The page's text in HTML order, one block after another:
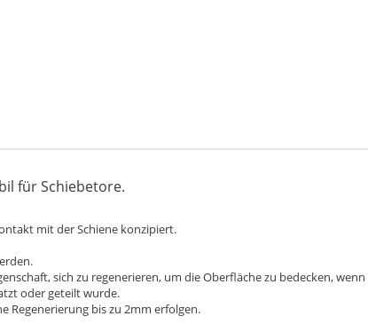
für Schiebetore.
mit der Schiene konzipiert.
sich zu regenerieren, um die Oberfläche zu bedecken,
oder geteilt wurde.
Regenerierung bis zu 2mm erfolgen.